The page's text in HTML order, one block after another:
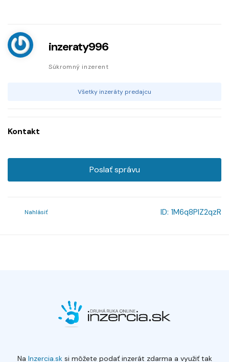
inzeraty996
Súkromný inzerent
Všetky inzeráty predajcu
Kontakt
Poslať správu
Nahlásiť ID: 1M6q8PlZ2qzR
Na Inzercia.sksi môžete podať inzerát zdarma a využiť tak